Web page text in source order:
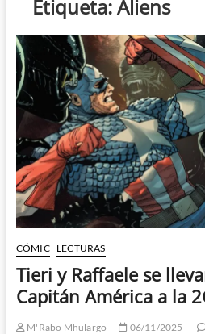
Etiqueta:Aliens
CÓMIC LECTURAS
Tieri y Raffaele se
Capitán América a la
M'Rabo Mhulargo 06/11/2025